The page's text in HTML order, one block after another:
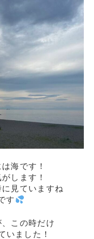
海です！
します！
見ていますね
す
この時だけ
いました！